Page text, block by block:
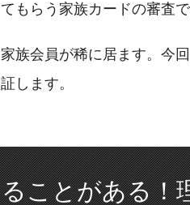
もらう家族カードの審査
族会員が稀に居ます。今
します。
ことがある！